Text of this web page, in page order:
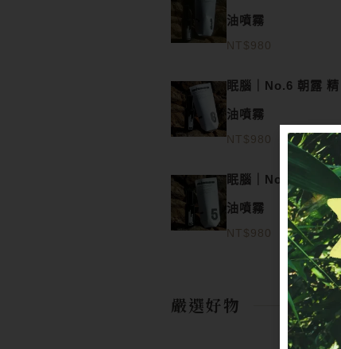
油噴霧
NT$980
眠腦｜No.6 朝露 精
油噴霧
NT$980
眠腦｜No.5 寂時 精
油噴霧
NT$980
嚴選好物